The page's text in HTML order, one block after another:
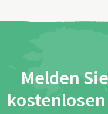
Melden